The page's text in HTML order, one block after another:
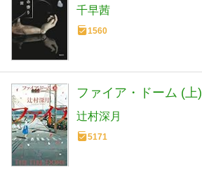
千早茜
1560
ファイア・ドーム (上)
辻村深月
5171